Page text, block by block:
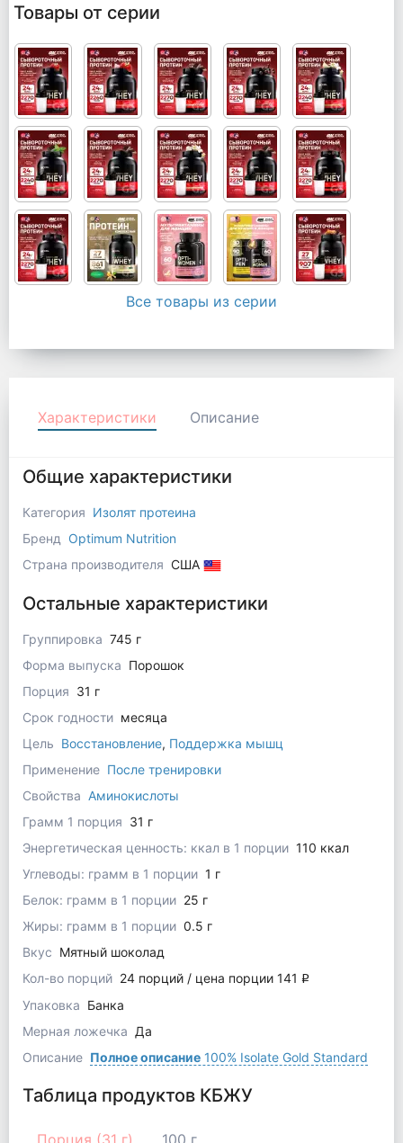
Товары от серии
Все товары из серии
Характеристики Описание
Общие характеристики
Категория Изолят протеина
Бренд
Optimum Nutrition
Страна производителя США
Остальные характеристики
Группировка 745 г
Форма выпуска Порошок
Порция 31 г
Срок годности месяца
Цель Восстановление, Поддержка мышц
Применение После тренировки
Свойства Аминокислоты
Грамм 1 порция 31 г
Энергетическая ценность: ккал в 1 порции 110 ккал
Углеводы: грамм в 1 порции 1 г
Белок: грамм в 1 порции 25 г
Жиры: грамм в 1 порции 0.5 г
Вкус Мятный шоколад
Кол-во порций 24 порций / цена порции 141 q
Упаковка Банка
Мерная ложечка Да
Описание Полное описание100% Isolate Gold Standard
Таблица продуктов КБЖУ
Порция (31 г) 100 г